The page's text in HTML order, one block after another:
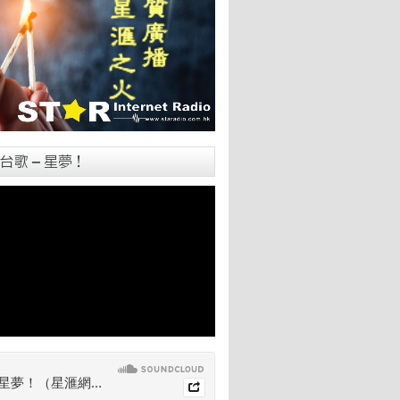
歌 – 星夢！